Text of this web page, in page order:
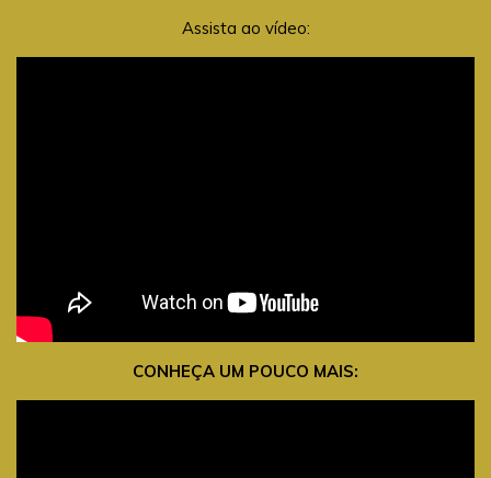
Assista ao vídeo:
CONHEÇA UM POUCO MAIS: